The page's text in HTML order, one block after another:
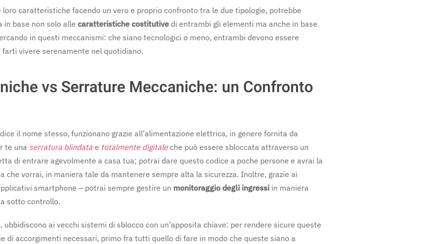
loro caratteristiche facendo un vero e proprio confronto tra le due tipologie, potrebbe
base non solo alle caratteristiche costitutive di entrambi gli elementi ma anche in base
in questi meccanismi: che siano tecnologici o meno, entrambi devono essere
vivere serenamente nel quotidiano.
vs Serrature Meccaniche: un Confronto
il nome stesso, funzionano grazie all’alimentazione elettrica, in genere fornita da
te una serratura blindata e totalmente digitaleche può essere sbloccata attraverso un
di entrare agevolmente a casa tua; potrai dare questo codice a poche persone e avrai la
che vorrai, in maniera tale da mantenere sempre alta la sicurezza. Inoltre, grazie ai
smartphone – potrai sempre gestire un monitoraggio degli ingressi in maniera
sotto controllo.
ubbidiscono ai vecchi sistemi di sblocco con un’apposita chiave: per rendere sicure queste
di accorgimenti necessari, primo fra tutti quello di fare in modo che queste siano a